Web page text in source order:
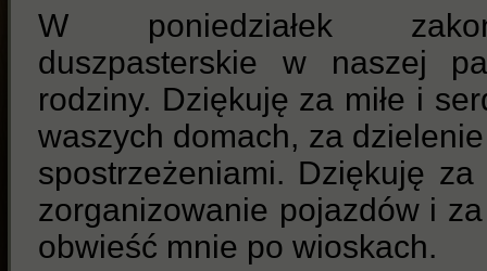
W poniedziałek
duszpasterskie w naszej
rodziny. Dziękuję za miłe i
waszych domach, za
spostrzeżeniami. Dziękuję
zorganizowanie pojazdów i
obwieść mnie po wioskach.